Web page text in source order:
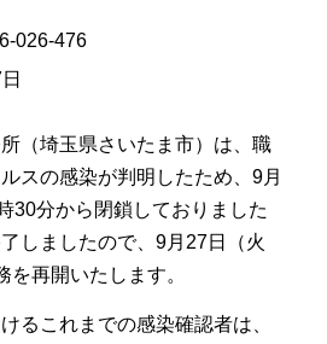
026-476
（埼玉県さいたま市）は、職
スの感染が判明したため、9月
30分から閉鎖しておりました
しましたので、9月27日（火
再開いたします。
るこれまでの感染確認者は、